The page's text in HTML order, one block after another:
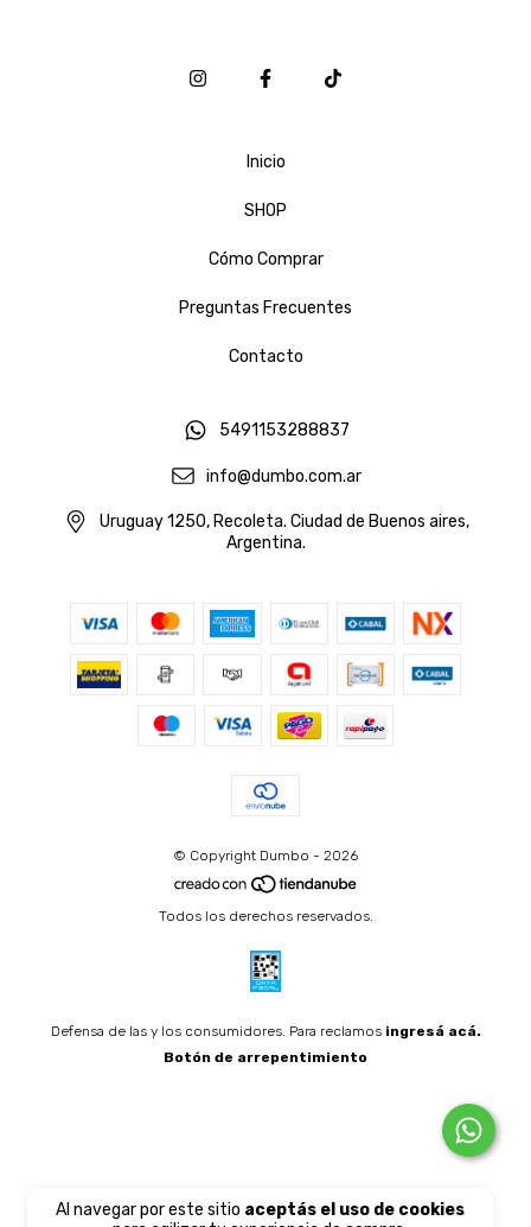
Al navegar por este sitio aceptás el uso de cookies
Inicio
SHOP
Cómo Comprar
Preguntas Frecuentes
Contacto
5491153288837
info@dumbo.com.ar
Uruguay 1250, Recoleta. Ciudad de Buenos aires,
Argentina.
© Copyright Dumbo - 2026
Todos los derechos reservados.
Defensa de las y los consumidores. Para reclamos ingresá acá.
Botón de arrepentimiento